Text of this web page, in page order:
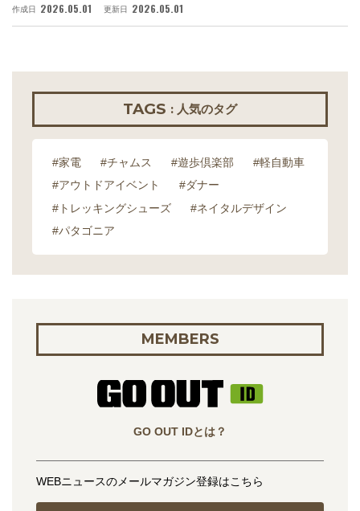
作成日 2026.05.01 更新日 2026.05.01
TAGS : 人気のタグ
#家電 #チャムス #遊歩倶楽部
#軽自動車
#アウトドアイベント
#ダナー
#トレッキングシューズ
#ネイタルデザイン
#パタゴニア
MEMBERS
GO OUT IDとは？
WEBニュースのメールマガジン登録はこちら